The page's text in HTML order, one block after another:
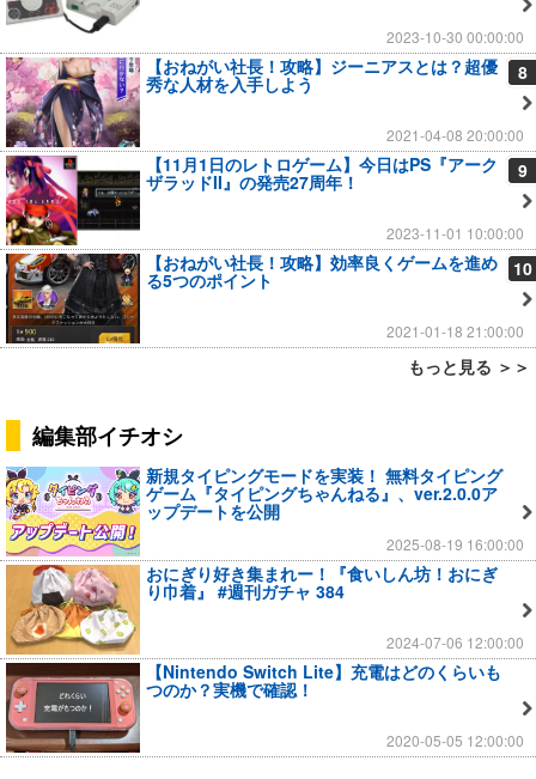
2023-10-30 00:00:00
8
【おねがい社長！攻略】ジーニアスとは？超優
秀な人材を入手しよう
2021-04-08 20:00:00
9
【11月1日のレトロゲーム】今日はPS『アーク
ザラッドII』の発売27周年！
2023-11-01 10:00:00
10
【おねがい社長！攻略】効率良くゲームを進め
る5つのポイント
2021-01-18 21:00:00
もっと見る ＞＞
編集部イチオシ
新規タイピングモードを実装！ 無料タイピング
ゲーム『タイピングちゃんねる』、ver.2.0.0ア
ップデートを公開
2025-08-19 16:00:00
おにぎり好き集まれー！『食いしん坊！おにぎ
り巾着』 #週刊ガチャ 384
2024-07-06 12:00:00
【Nintendo Switch Lite】充電はどのくらいも
つのか？実機で確認！
2020-05-05 12:00:00